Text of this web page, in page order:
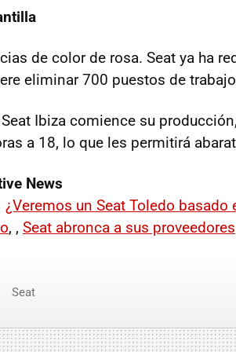
de color de rosa. Seat ya ha
eliminar 700 puestos de
Ibiza comience su
a 18, lo que les permitirá
News
¿Veremos un Seat Toledo basado
, , Seat abronca a sus proveedores
Seat